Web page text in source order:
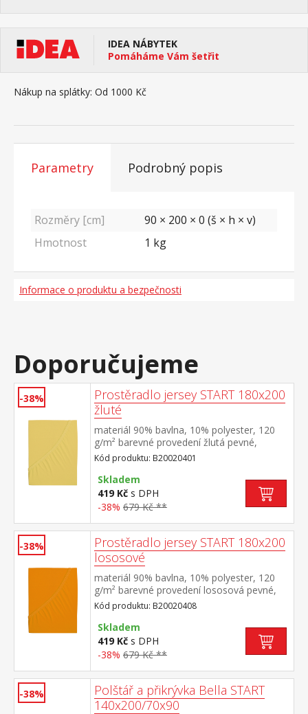
IDEA NÁBYTEK
Pomáháme Vám šetřit
Nákup na splátky: Od 1000 Kč
Parametry Podrobný popis
Rozměry [cm]
90 × 200 × 0 (š × h × v)
Hmotnost
1 kg
Informace o produktu a bezpečnosti
Doporučujeme
-38%
Prostěradlo jersey START 180x200
žluté
materiál 90% bavlna, 10% polyester, 120
g/m² barevné provedení žlutá pevné,
odolné, stálobarevné, obšito gumou pro
matrace do výšky 25 cm pratelné do 60 °C
Kód produktu: B20020401
Skladem
419 Kč s DPH
-38% 679 Kč **
-38%
Prostěradlo jersey START 180x200
lososové
materiál 90% bavlna, 10% polyester, 120
g/m² barevné provedení lososová pevné,
odolné, stálobarevné, obšito gumou pro
matrace do výšky 25 cm pratelné do 60 °C
Kód produktu: B20020408
Skladem
419 Kč s DPH
-38% 679 Kč **
-38%
Polštář a přikrývka Bella START
140x200/70x90